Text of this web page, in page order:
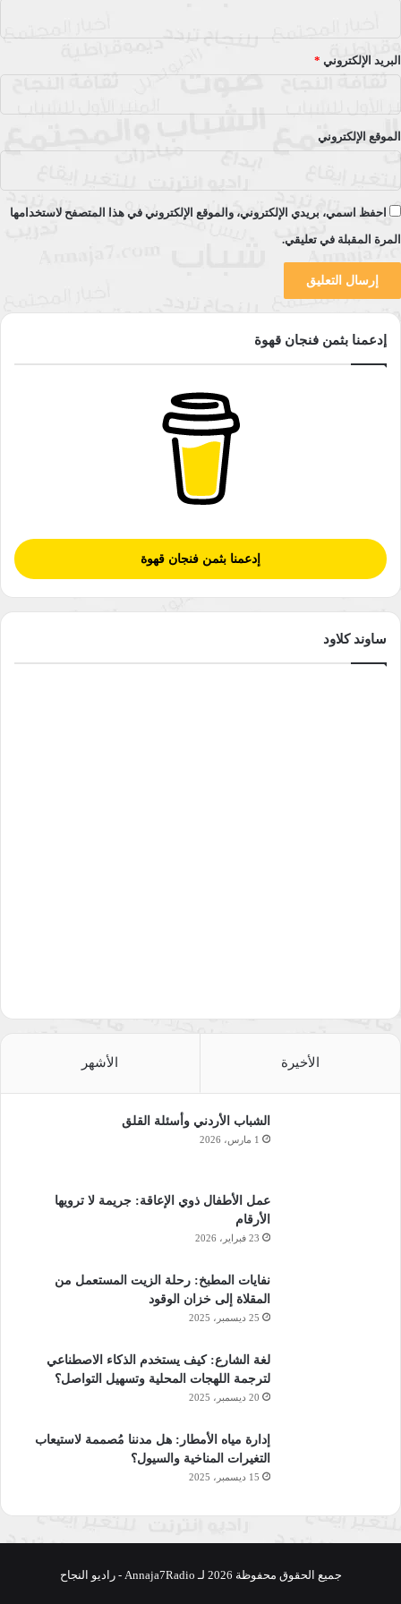
البريد الإلكتروني *
الموقع الإلكتروني
احفظ اسمي، بريدي الإلكتروني، والموقع الإلكتروني في هذا المتصفح لاستخدامها
المرة المقبلة في تعليقي.
إدعمنا بثمن فنجان قهوة
إدعمنا بثمن فنجان قهوة
ساوند كلاود
الأخيرة الأشهر
الشباب الأردني وأسئلة القلق
1 مارس، 2026
عمل الأطفال ذوي الإعاقة: جريمة لا ترويها
الأرقام
23 فبراير، 2026
نفايات المطبخ: رحلة الزيت المستعمل من
المقلاة إلى خزان الوقود
25 ديسمبر، 2025
لغة الشارع: كيف يستخدم الذكاء الاصطناعي
لترجمة اللهجات المحلية وتسهيل التواصل؟
20 ديسمبر، 2025
إدارة مياه الأمطار: هل مدننا مُصممة لاستيعاب
التغيرات المناخية والسيول؟
15 ديسمبر، 2025
جميع الحقوق محفوظة 2026 لـ Annaja7Radio - راديو النجاح